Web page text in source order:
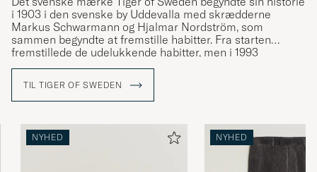
i 1903 i den svenske by Uddevalla med skrædderne
Markus Schwarmann og Hjalmar Nordström, som
sammen begyndte at fremstille habitter. Fra starten
fremstillede de udelukkende habitter, men i 1993
gjorde jakkesættet attraktivt igen. Fra at være blevet båret
af bankmænd var det nu i stedet de mest populære
TIL TIGER OF SWEDEN
NYHED NYHED